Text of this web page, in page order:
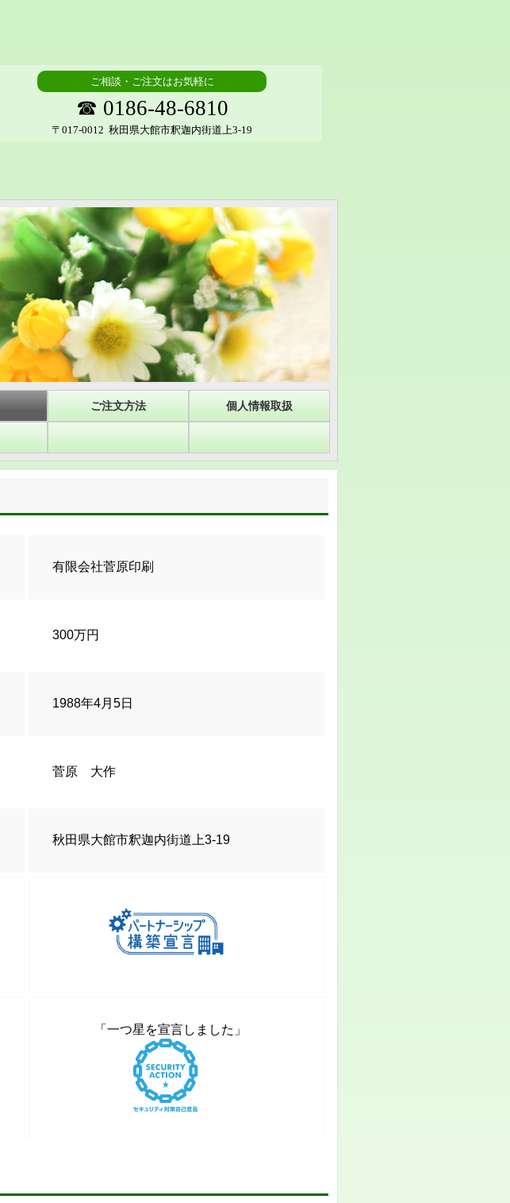
ご相談・ご注文はお気軽に
☎ 0186-48-6810
〒017-0012 秋田県大館市釈迦内街道上3-19
ご注文方法 個人情報取扱
有限会社菅原印刷
300万円
1988年4月5日
菅原 大作
秋田県大館市釈迦内街道上3-19
「一つ星を宣言しました」